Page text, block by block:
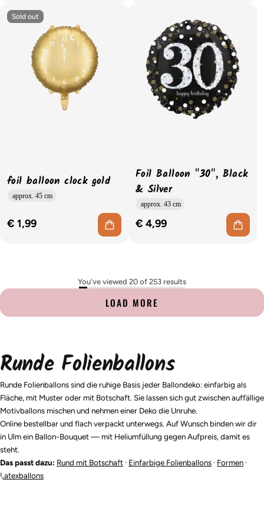
Sold out
foil balloon clock gold
approx. 45 cm
€ 1,99
Foil Balloon "30", Black
& Silver
approx. 43 cm
€ 4,99
You've viewed 20 of 253 results
LOAD MORE
Runde Folienballons
Runde Folienballons sind die ruhige Basis jeder Ballondeko: einfarbig als
Fläche, mit Muster oder mit Botschaft. Sie lassen sich gut zwischen auffällige
Motivballons mischen und nehmen einer Deko die Unruhe.
Online bestellbar und flach verpackt unterwegs. Auf Wunsch binden wir dir
in Ulm ein Ballon-Bouquet — mit Heliumfüllung gegen Aufpreis, damit es
steht.
Das passt dazu: Rund mit Botschaft · Einfarbige Folienballons · Formen ·
Latexballons